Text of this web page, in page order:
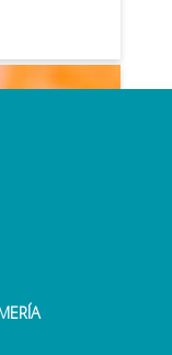
accesos